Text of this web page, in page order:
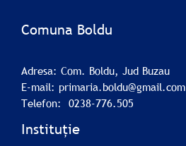
Comuna Boldu
Adresa: Com. Boldu, Jud Buzau
E-mail: primaria.boldu@gmail.com
Telefon: 0238-776.505
Instituție